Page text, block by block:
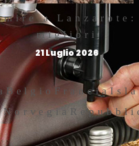
a Lanzarote:
migliori
21 Luglio 2026
Belgio Francia
Norvegia